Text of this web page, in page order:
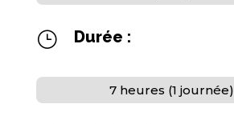
} Durée :
7 heures (1 journée)